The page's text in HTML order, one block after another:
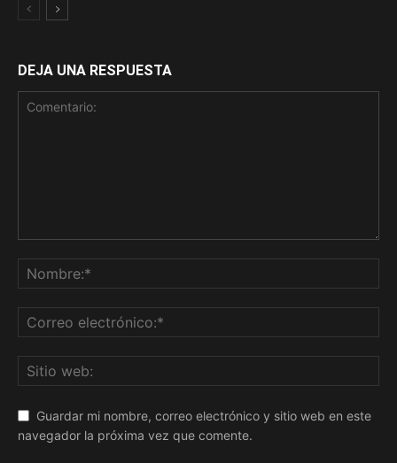
DEJA UNA RESPUESTA
Guardar mi nombre, correo electrónico y sitio web en este
navegador la próxima vez que comente.